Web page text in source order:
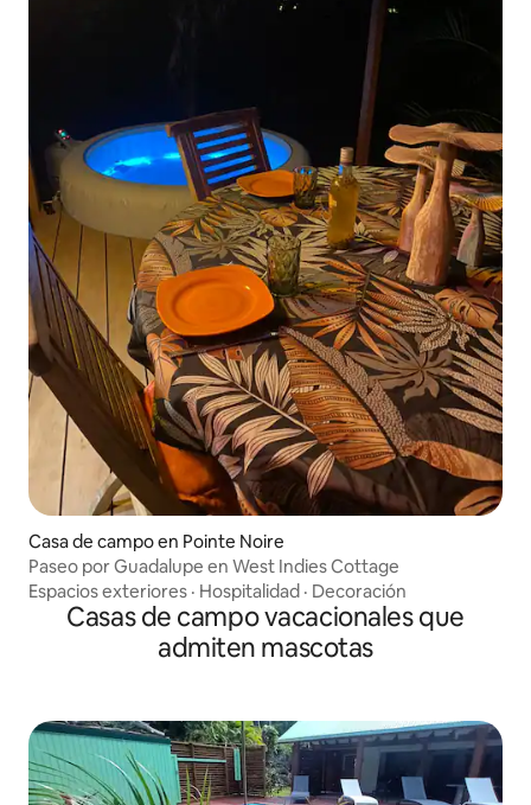
Casa de campo en Pointe Noire
Paseo por Guadalupe en West Indies Cottage
Espacios exteriores · Hospitalidad · Decoración
Casas de campo vacacionales que
admiten mascotas